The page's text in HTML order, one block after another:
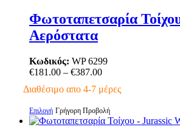
έχει
πολλαπλές
παραλλαγές.
επιλογές
μπορούν
επιλεγούν
σελίδα
του
Φωτοταπετσαρία
Αερόστατα
Κωδικός: WP 6299
€181.00 – €387.00Price
€181.00
€387.00
Διαθέσιμο απο 4-7 μέρες
Επιλογή Αυτό
το
Γρήγορη Προβολή